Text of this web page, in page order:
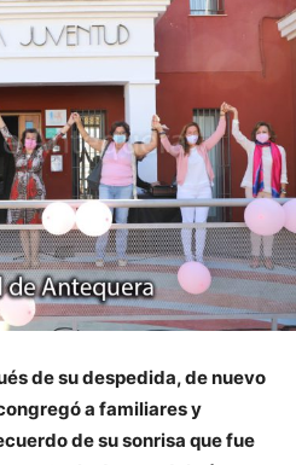
de su despedida, de nuevo
a familiares y
de su sonrisa que fue